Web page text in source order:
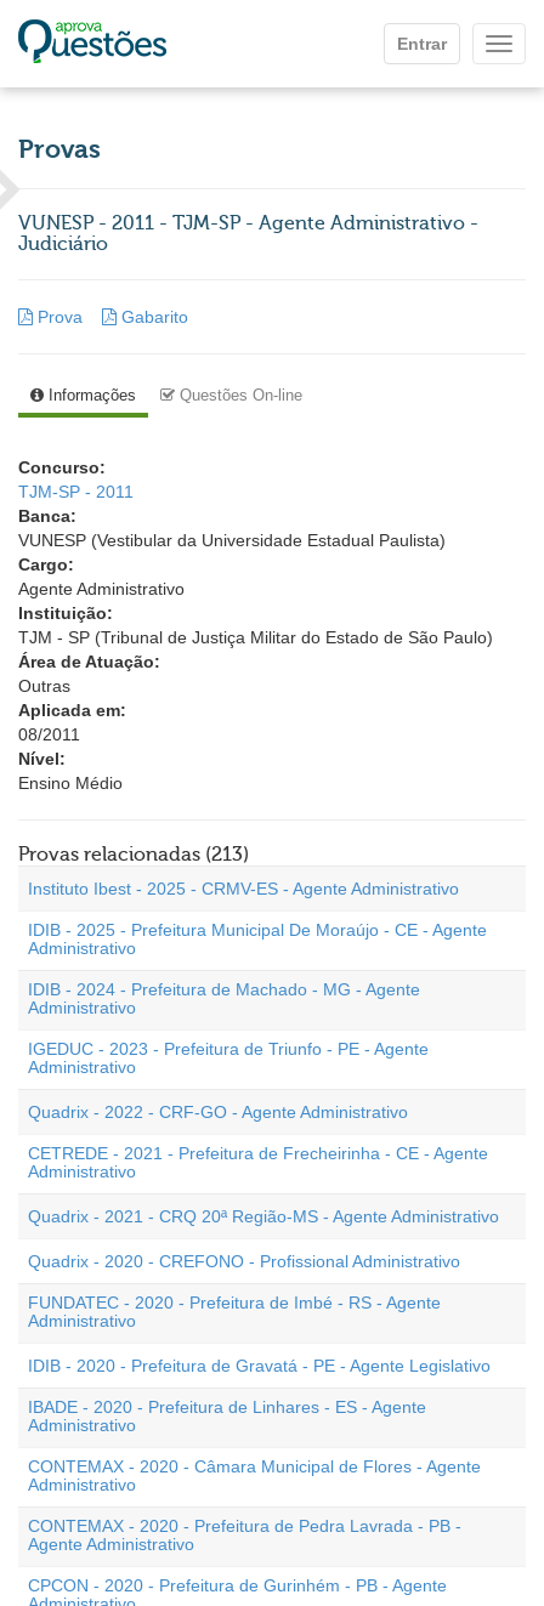
Entrar
Provas
VUNESP - 2011 - TJM-SP - Agente Administrativo -
Judiciário
Prova Gabarito
Informações Questões On-line
Concurso:
TJM-SP - 2011
Banca:
VUNESP (Vestibular da Universidade Estadual Paulista)
Cargo:
Agente Administrativo
Instituição:
TJM - SP (Tribunal de Justiça Militar do Estado de São Paulo)
Área de Atuação:
Outras
Aplicada em:
08/2011
Nível:
Ensino Médio
Provas relacionadas (213)
Instituto Ibest - 2025 - CRMV-ES - Agente Administrativo
IDIB - 2025 - Prefeitura Municipal De Moraújo - CE - Agente
Administrativo
IDIB - 2024 - Prefeitura de Machado - MG - Agente
Administrativo
IGEDUC - 2023 - Prefeitura de Triunfo - PE - Agente
Administrativo
Quadrix - 2022 - CRF-GO - Agente Administrativo
CETREDE - 2021 - Prefeitura de Frecheirinha - CE - Agente
Administrativo
Quadrix - 2021 - CRQ 20ª Região-MS - Agente Administrativo
Quadrix - 2020 - CREFONO - Profissional Administrativo
FUNDATEC - 2020 - Prefeitura de Imbé - RS - Agente
Administrativo
IDIB - 2020 - Prefeitura de Gravatá - PE - Agente Legislativo
IBADE - 2020 - Prefeitura de Linhares - ES - Agente
Administrativo
CONTEMAX - 2020 - Câmara Municipal de Flores - Agente
Administrativo
CONTEMAX - 2020 - Prefeitura de Pedra Lavrada - PB -
Agente Administrativo
CPCON - 2020 - Prefeitura de Gurinhém - PB - Agente